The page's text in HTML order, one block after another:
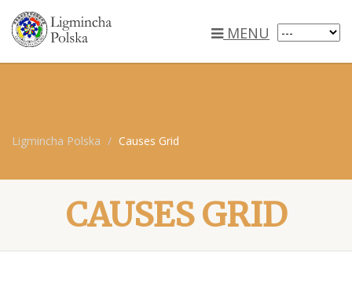
MENU
Ligmincha Polska Causes Grid
CAUSES GRID